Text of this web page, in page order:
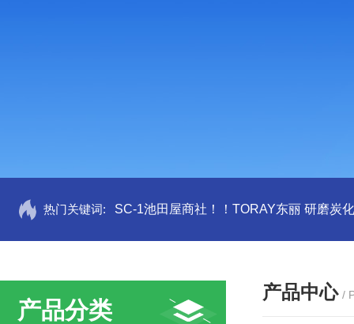
热门关键词: SC-1池田屋商社！！TORAY东丽 研磨炭
产品分类
产品中心 /